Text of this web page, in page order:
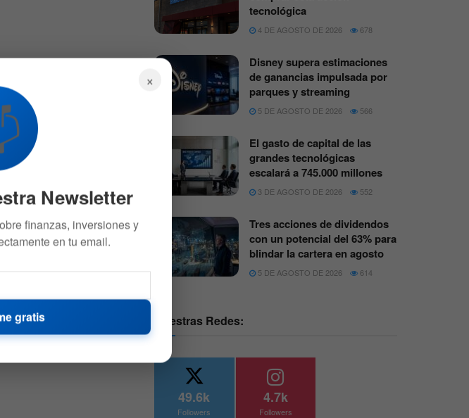
tecnológica
4 DE AGOSTO DE 2026 678
Disney supera estimaciones
de ganancias impulsada por
parques y streaming
5 DE AGOSTO DE 2026 566
El gasto de capital de las
grandes tecnológicas
escalará a 745.000 millones
3 DE AGOSTO DE 2026 552
Tres acciones de dividendos
con un potencial del 63% para
blindar la cartera en agosto
5 DE AGOSTO DE 2026 614
Nuestras Redes:
49.6k
Followers
4.7k
Followers
×
Newsletter
finanzas, inversiones y
en tu email.
gratis